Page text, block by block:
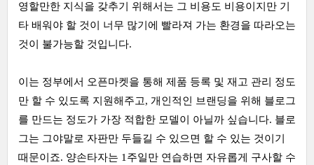
영할만한 지식을 갖추기 위해서는 그 비용도 비용이지만 기
타 배워야 할 것이 너무 많기에 빨라져 가는 환경을 따라오는
것이 불가능할 것입니다.
이는 정부에서 오픈마켓을 통해 제품 등록 및 재고 관리 정도
만 할 수 있도록 지원해주고, 개인적인 브랜딩을 위해 블로그
를 만드는 정도가 가장 적합한 모델이 아닐까 싶습니다. 블로
그는 그야말로 자판만 두들길 수 있으면 할 수 있는 것이기
때문이죠. 양손타자는 1주일만 연습하면 자유롭게 구사할 수